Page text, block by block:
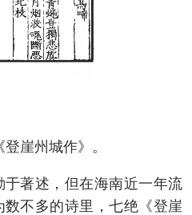
崖州城作》。
著述，但在海南近一年流
不多的诗里，七绝《登崖